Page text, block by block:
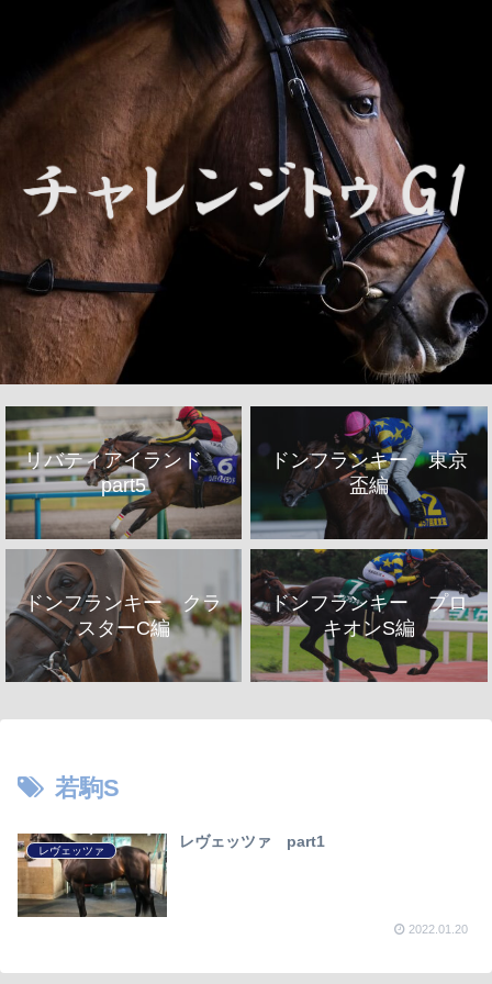
リバティアイランド
part5
ドンフランキー 東京
盃編
ドンフランキー クラ
スターC編
ドンフランキー プロ
キオンS編
若駒S
レヴェッツァ
レヴェッツァ part1
2022.01.20